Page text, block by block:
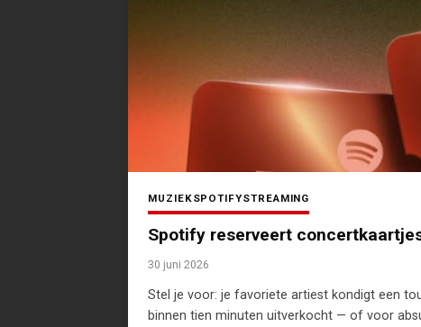
MUZIEKSPOTIFYSTREAMING
Spotify reserveert
30 juni 2026
Stel je voor: je favoriete artiest kondigt een
binnen tien minuten uitverkocht — of voor